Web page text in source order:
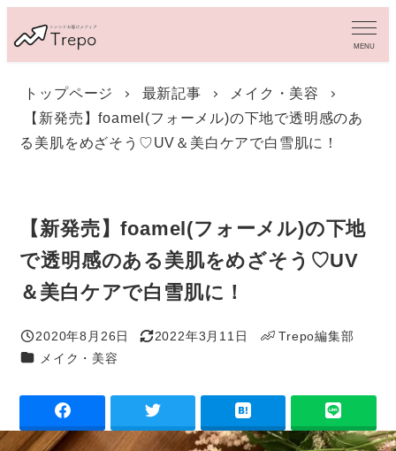
イ
MENU
トップページ 最新記事
メイク・美容
【新発売】foamel(フォーメル)の下地で透明感のあ
る美肌をめざそう♡UV＆美白ケアで白雪肌に！
【新発売】foamel(フォーメル)の下地
で透明感のある美肌をめざそう♡UV
＆美白ケアで白雪肌に！
投稿日
2020年8月26日
更新日
2022年3月11日
Trepo編集部
カテゴリー
メイク・美容